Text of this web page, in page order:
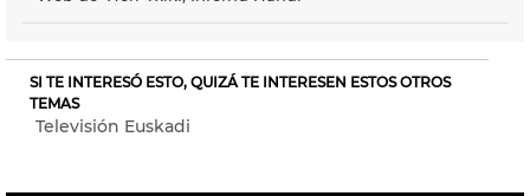
SI TE INTERESÓ ESTO, QUIZÁ TE INTERESEN ESTOS OTROS
TEMAS
Televisión Euskadi